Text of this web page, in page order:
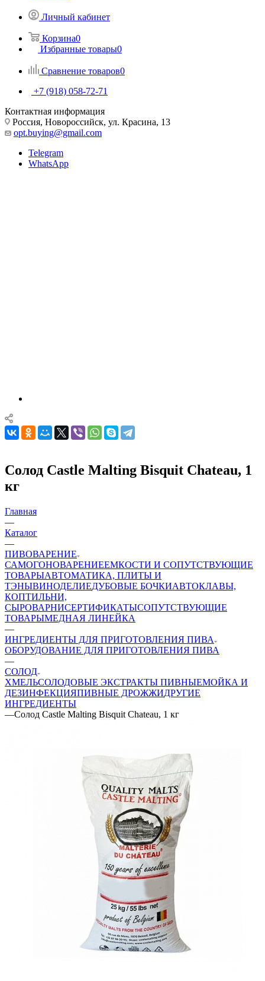
Личный кабинет
Корзина0
Избранные товары0
Сравнение товаров0
+7 (918) 058-72-71
Контактная информация
Россия, Новороссийск, ул. Красина, 13
opt.buying@gmail.com
Telegram
WhatsApp
Солод Castle Malting Bisquit Chateau, 1
кг
Главная
—
Каталог
—
ПИВОВАРЕНИЕ
САМОГОНОВАРЕНИЕЕМКОСТИ И СОПУТСТВУЮЩИЕ
ТОВАРЫАВТОМАТИКА, ПЛИТЫ И
ТЭНЫВИНОДЕЛИЕДУБОВЫЕ БОЧКИАВТОКЛАВЫ,
КОПТИЛЬНИ,
СЫРОВАРНИСЕРТИФИКАТЫСОПУТСТВУЮЩИЕ
ТОВАРЫМЕДНАЯ ЛИНЕЙКА
—
ИНГPЕДИЕНТЫ ДЛЯ ПРИГОТОВЛЕНИЯ ПИВА
ОБОРУДОВАНИЕ ДЛЯ ПРИГОТОВЛЕНИЯ ПИВА
—
СОЛОД
ХМЕЛЬСОЛОДОВЫЕ ЭКСТРАКТЫ ПИВНЫЕМОЙКА И
ДЕЗИНФЕКЦИЯПИВНЫЕ ДРОЖЖИДРУГИЕ
ИНГРЕДИЕНТЫ
—Солод Castle Malting Bisquit Chateau, 1 кг